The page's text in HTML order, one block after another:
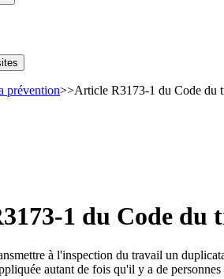
prévention>>Article R3173-1 du Code du
1 du Code
à l'inspection du travail un
autant de fois qu'il y a de